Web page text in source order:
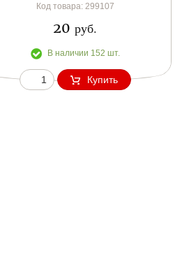
Код товара: 299107
20руб.
В наличии 152 шт.
Купить